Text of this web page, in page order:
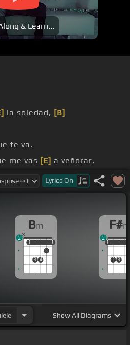
& Learn...
la soledad, [B]
te va.
me vas [E] a veñorar,
a dar. Lyrics On
Bm
1
3 4
2
1
1 1
2
F#
1
2 3
1
2
ShowAll Diagrams